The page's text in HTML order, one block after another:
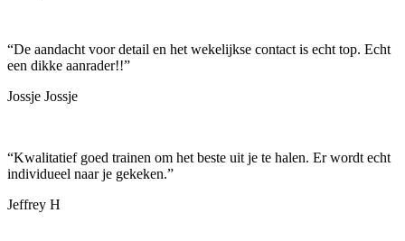
“De aandacht voor detail en het wekelijkse contact is echt top. Echt
een dikke aanrader!!”
Jossje Jossje
“Kwalitatief goed trainen om het beste uit je te halen. Er wordt echt
individueel naar je gekeken.”
Jeffrey H